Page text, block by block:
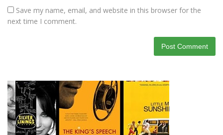
Save my name, email, and website in this browser for the
next time I comment.